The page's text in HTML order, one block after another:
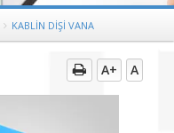
KABLİN DİŞİ VANA
A+ A